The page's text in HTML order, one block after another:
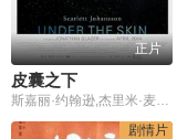
正片
皮囊之下
斯嘉丽·约翰逊,杰里米·麦克威廉姆斯,琳西·泰勒·麦凯,道基·麦康奈尔,凯文·麦卡林登,克里斯托弗·哈德克,安东尼娅·坎贝尔-休斯,保罗·布兰尼根
剧情片